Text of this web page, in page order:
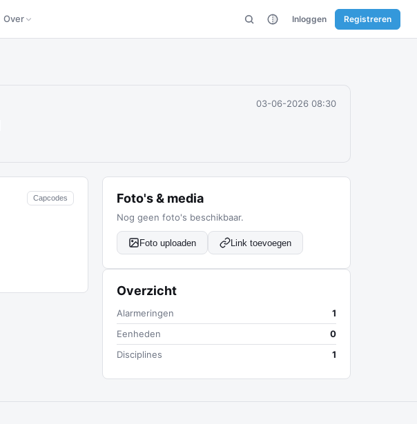
Over Inloggen Registreren
03-06-2026 08:30
Capcodes Foto's & media
Nog geen foto's beschikbaar.
Foto uploaden Link toevoegen
Overzicht
Alarmeringen
1
Eenheden
0
Disciplines
1